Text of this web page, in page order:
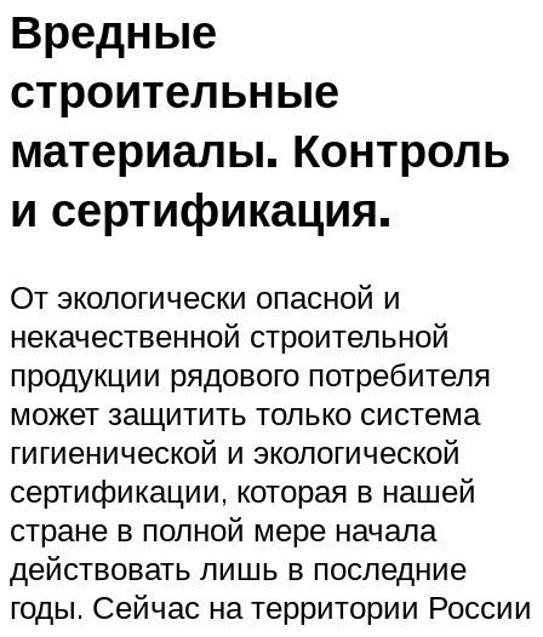
Вредные
строительные
материалы. Контроль
и сертификация.
От экологически опасной и
некачественной строительной
продукции рядового потребителя
может защитить только система
гигиенической и экологической
сертификации, которая в нашей
стране в полной мере начала
действовать лишь в последние
годы. Сейчас на территории России